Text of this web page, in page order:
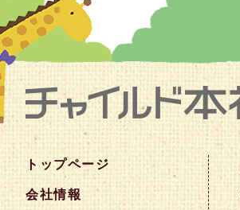
トップページ
会社情報